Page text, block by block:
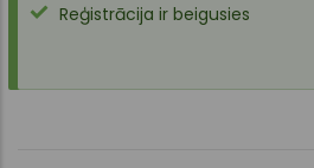
Statusa
Reģistrācija ir beigusies